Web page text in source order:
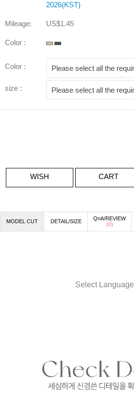
2026(KST)
Mileage: US$1.45
Color :
Color :
size :
WISH CART
MODEL CUT DETAIL/SIZE
QnA/REVIEW
(0)
Select Language